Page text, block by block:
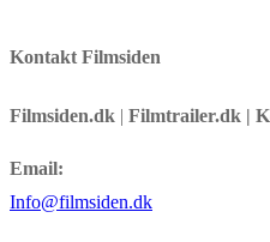
Kontakt Filmsiden
Filmsiden.dk | Filmtrailer.dk |
Email:
Info@filmsiden.dk